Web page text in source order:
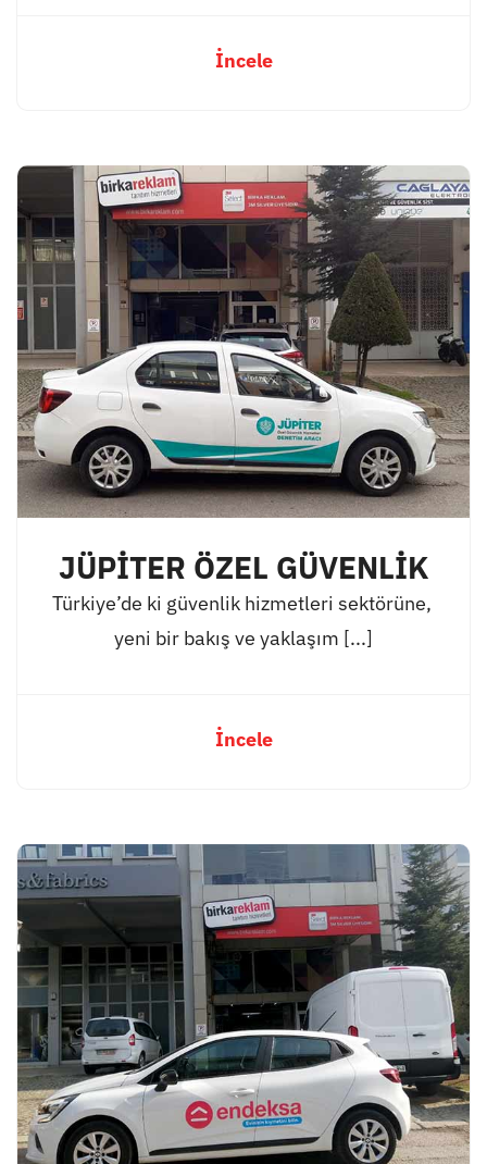
İncele
JÜPİTER ÖZEL GÜVENLİK
Türkiye’de ki güvenlik hizmetleri sektörüne,
yeni bir bakış ve yaklaşım [...]
İncele